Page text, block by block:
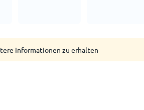
Informationen zu erhalten